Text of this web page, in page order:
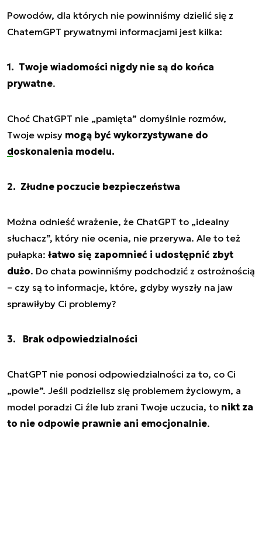
Powodów, dla których nie powinniśmy dzielić się z
ChatemGPT prywatnymi informacjami jest kilka:
1. Twoje wiadomości nigdy nie są do końca
prywatne.
Choć ChatGPT nie „pamięta” domyślnie rozmów,
Twoje wpisy mogą być wykorzystywane do
doskonalenia modelu.
2. Złudne poczucie bezpieczeństwa
Można odnieść wrażenie, że ChatGPT to „idealny
słuchacz”, który nie ocenia, nie przerywa. Ale to też
pułapka: łatwo się zapomnieć i udostępnić zbyt
dużo. Do chata powinniśmy podchodzić z ostrożnością
– czy są to informacje, które, gdyby wyszły na jaw
sprawiłyby Ci problemy?
3. Brak odpowiedzialności
ChatGPT nie ponosi odpowiedzialności za to, co Ci
„powie”. Jeśli podzielisz się problemem życiowym, a
model poradzi Ci źle lub zrani Twoje uczucia, to nikt za
to nie odpowie prawnie ani emocjonalnie.